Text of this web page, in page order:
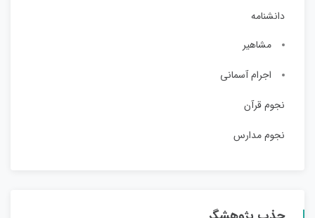
دانشنامه
مشاهیر
اجرام آسمانی
نجوم قرآن
نجوم مدارس